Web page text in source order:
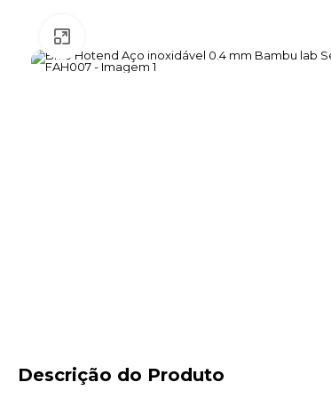
Descrição do Produto